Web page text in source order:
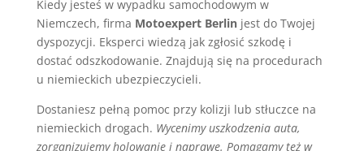
Kiedy jesteś w wypadku samochodowym w
Niemczech, firma Motoexpert Berlinjest do Twojej
dyspozycji. Eksperci wiedzą jak zgłosić szkodę i
dostać odszkodowanie. Znajdują się na procedurach
u niemieckich ubezpieczycieli.
Dostaniesz pełną pomoc przy kolizji lub stłuczce na
niemieckich drogach. Wycenimy uszkodzenia auta,
zorganizujemy holowanie i naprawę. Pomagamy też w